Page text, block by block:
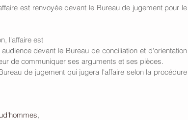
est renvoyée devant le Bureau de jugement pour le
l'affaire est
devant le Bureau de conciliation et d'orientation
de communiquer ses arguments et ses pièces.
de jugement qui jugera l'affaire selon la procédure
,